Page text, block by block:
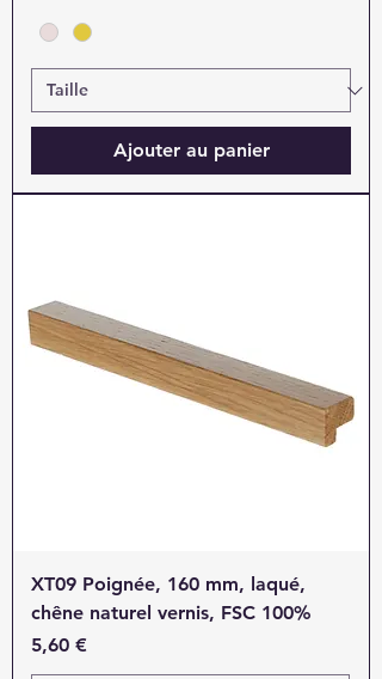
Ajouter au panier
XT09 Poignée, 160 mm, laqué,
chêne naturel vernis, FSC 100%
Prix
5,60 €